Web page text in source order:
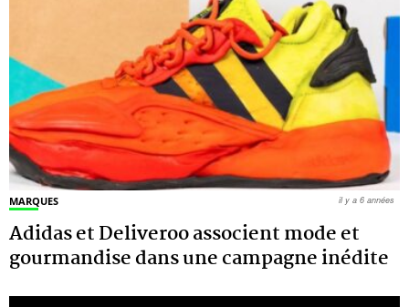
MARQUES
Adidas et Deliveroo associent mode et
gourmandise dans une campagne inédite
il y a 6 années